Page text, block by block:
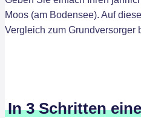
Moos (am Bodensee). Auf
Vergleich zum Grundversorger
In 3 Schritten